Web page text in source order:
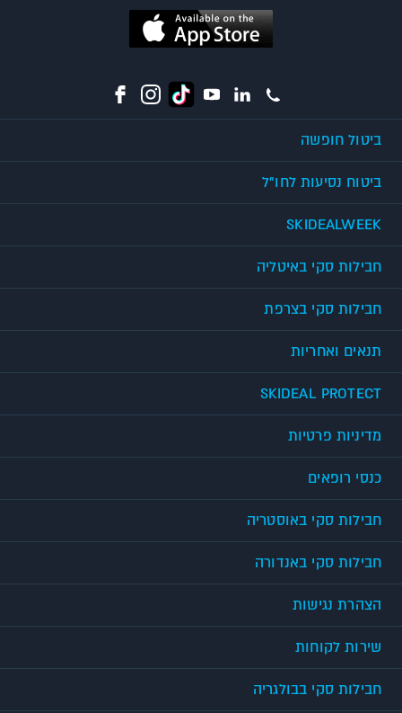
ביטול חופשה
ביטוח נסיעות לחו"ל
SKIDEALWEEK
חבילות סקי באיטליה
חבילות סקי בצרפת
תנאים ואחריות
SKIDEAL PROTECT
מדיניות פרטיות
כנסי רופאים
חבילות סקי באוסטריה
חבילות סקי באנדורה
הצהרת נגישות
שירות לקוחות
חבילות סקי בבולגריה